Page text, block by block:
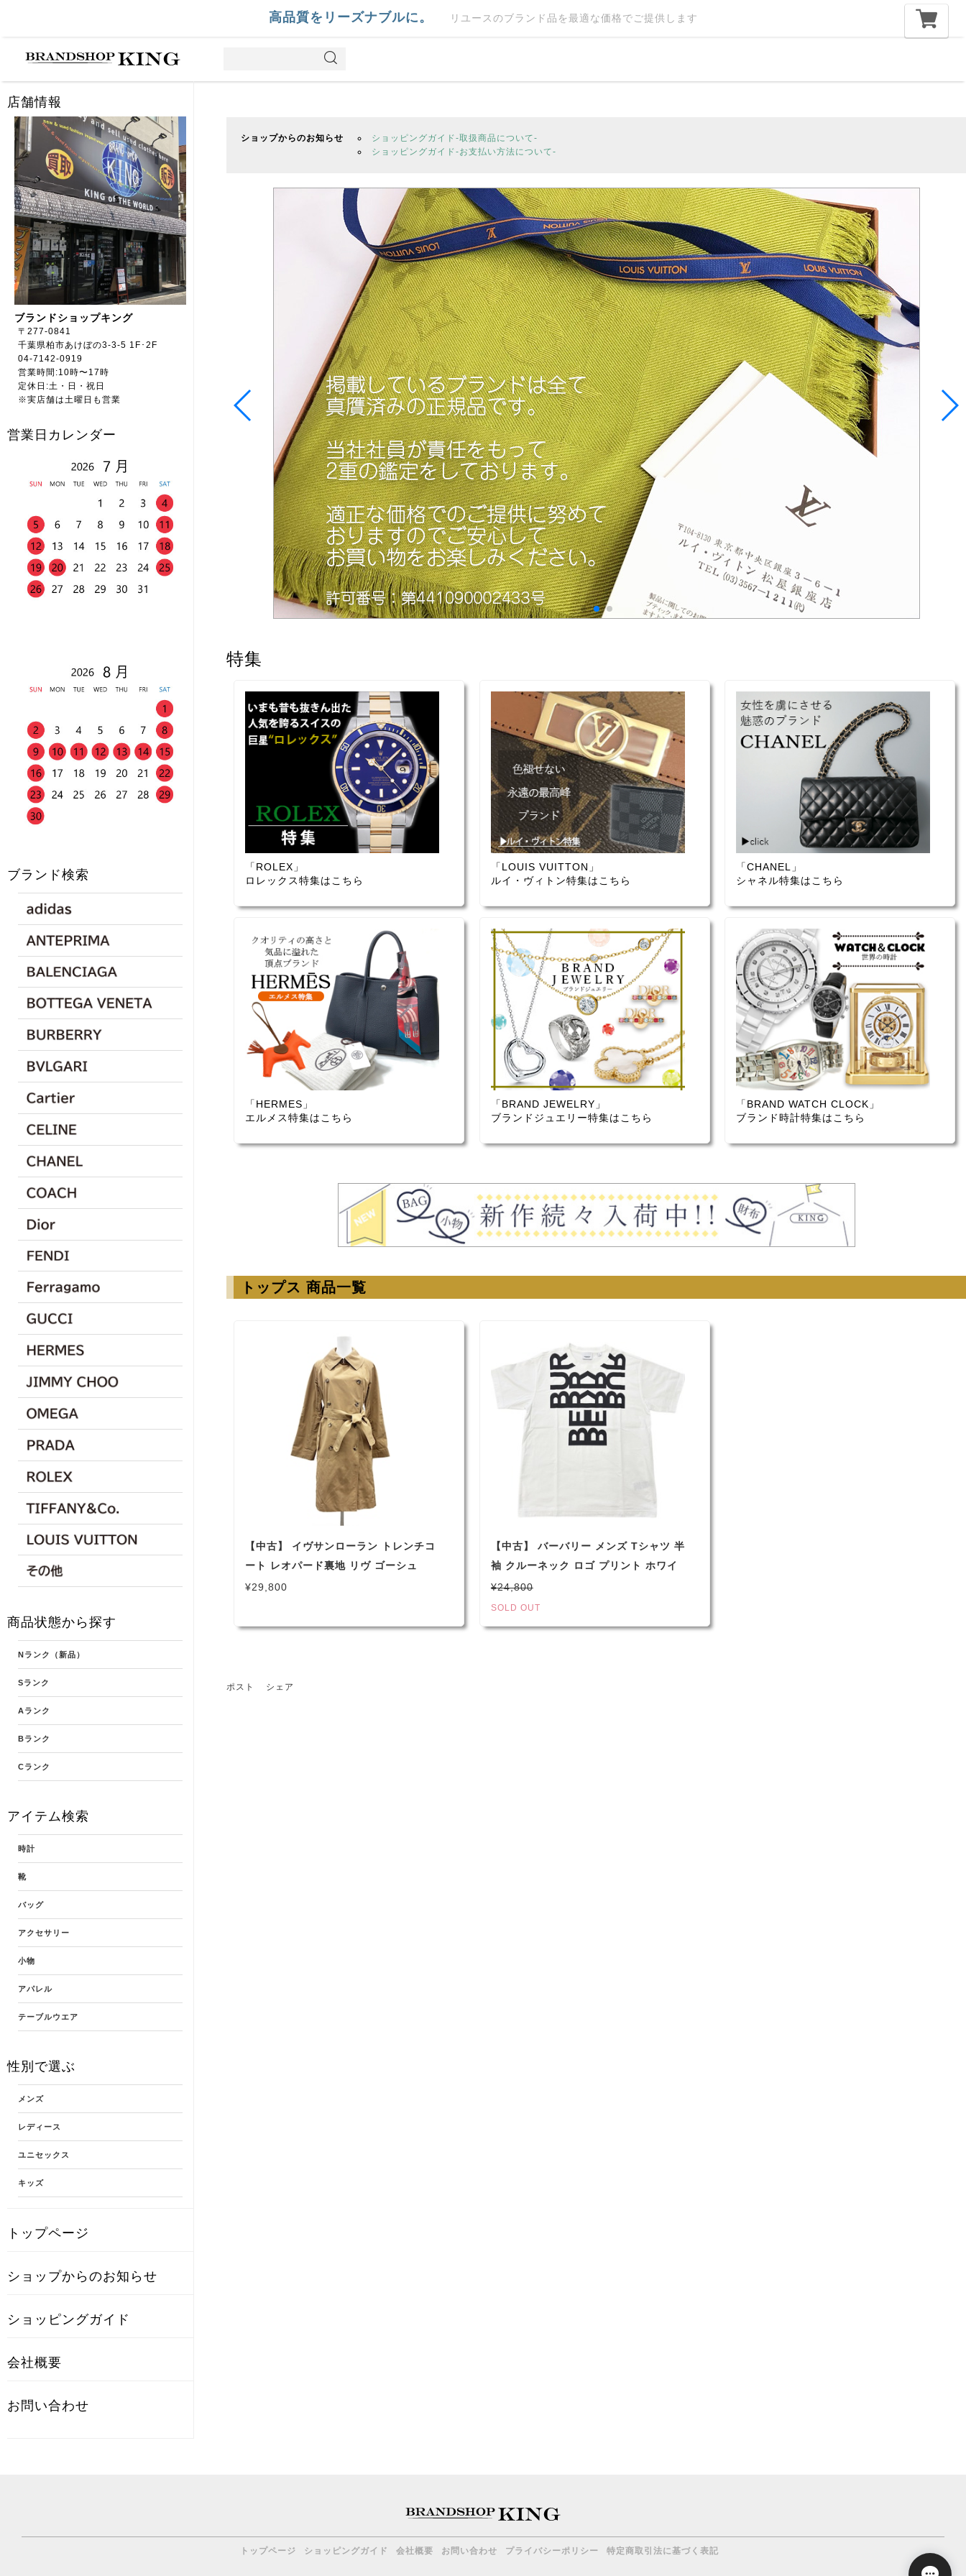
高品質をリーズナブルに。 リユースのブランド品を最適な価格でご提供します
店舗情報
ブランドショップキング
〒277-0841
千葉県柏市あけぼの3-3-5 1F･2F
04-7142-0919
営業時間:10時〜17時
定休日:土・日・祝日
※実店舗は土曜日も営業
営業日カレンダー
ブランド検索
商品状態から探す
Nランク（新品）
Sランク
Aランク
Bランク
Cランク
アイテム検索
時計
靴
バッグ
アクセサリー
小物
アパレル
テーブルウエア
性別で選ぶ
メンズ
レディース
ユニセックス
キッズ
トップページ
ショップからのお知らせ
ショッピングガイド
会社概要
お問い合わせ
ショップからのお知らせ
ショッピングガイド-取扱商品について-
ショッピングガイド-お支払い方法について-
特集
「ROLEX」
ロレックス特集はこちら
「LOUIS VUITTON」
ルイ・ヴィトン特集はこちら
「CHANEL」
シャネル特集はこちら
「HERMES」
エルメス特集はこちら
「BRAND JEWELRY」
ブランドジュエリー特集はこちら
「BRAND WATCH CLOCK」
ブランド時計特集はこちら
トップス 商品一覧
【中古】 イヴサンローラン トレンチコ
ート レオパード裏地 リヴ ゴーシュ
173312 ロング丈 F34 XS 7号 ブラウ
¥29,800
【中古】 バーバリー メンズ Tシャツ 半
袖 クルーネック ロゴ プリント ホワイ
ト ブラック XXS 8052213
¥24,800
SOLD OUT
シェア
ポスト
トップページ ショッピングガイド 会社概要 お問い合わせ プライバシーポリシー 特定商取引法に基づく表記